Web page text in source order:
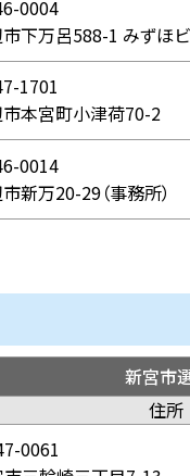
0004
市下万呂588-1 みず
1701
本宮町小津荷70-2
0014
新万20-29（事務所）
新宮市
住所
0061